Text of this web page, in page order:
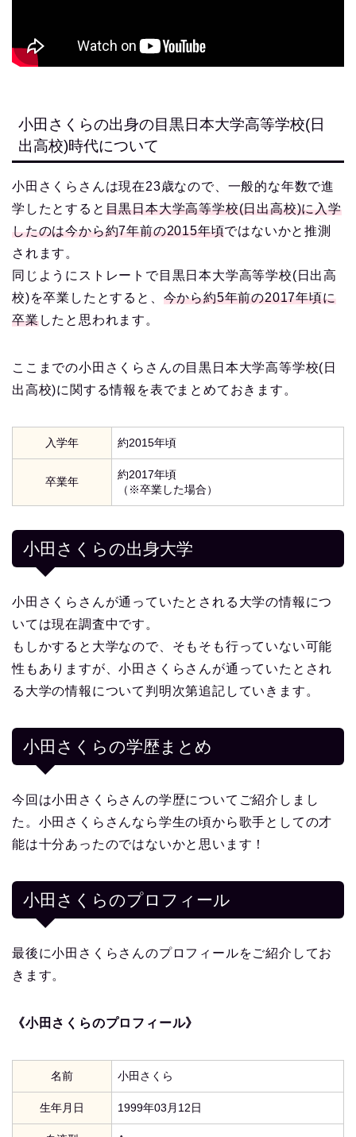
小田さくらの出身の目黒日本大学高等学校(日
出高校)時代について
小田さくらさんは現在23歳なので、一般的な年数で進
学したとすると 目黒日本大学高等学校(日出高校)に入学
したのは今から約7年前の2015年頃ではないかと推測
されます。
同じようにストレートで目黒日本大学高等学校(日出高
校)を卒業したとすると、 今から約5年前の2017年頃に
卒業したと思われます。
ここまでの小田さくらさんの目黒日本大学高等学校(日
出高校)に関する情報を表でまとめておきます。
入学年 約2015年頃
卒業年
約2017年頃
（※卒業した場合）
小田さくらの出身大学
小田さくらさんが通っていたとされる大学の情報につ
いては現在調査中です。
もしかすると大学なので、そもそも行っていない可能
性もありますが、小田さくらさんが通っていたとされ
る大学の情報について判明次第追記していきます。
小田さくらの学歴まとめ
今回は小田さくらさんの学歴についてご紹介しまし
た。小田さくらさんなら学生の頃から歌手としての才
能は十分あったのではないかと思います！
小田さくらのプロフィール
最後に小田さくらさんのプロフィールをご紹介してお
きます。
《小田さくらのプロフィール》
名前 小田さくら
生年月日 1999年03月12日